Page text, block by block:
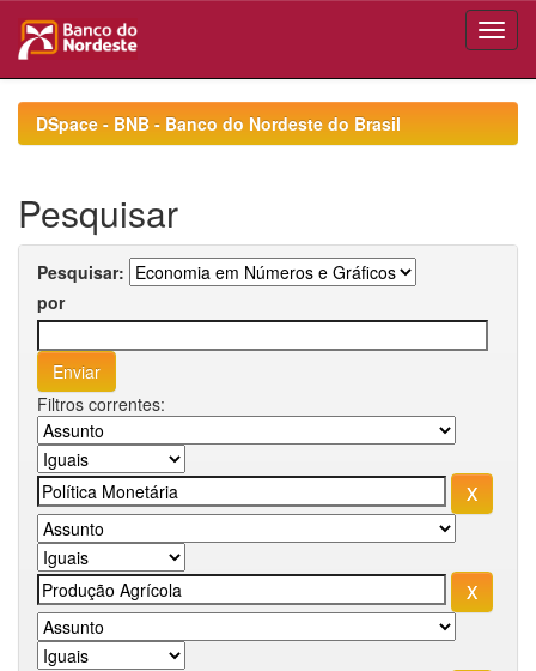
navigationDSpace - BNB - Banco do Nordeste do Brasil
Pesquisar
Pesquisar:
por
Filtros correntes: